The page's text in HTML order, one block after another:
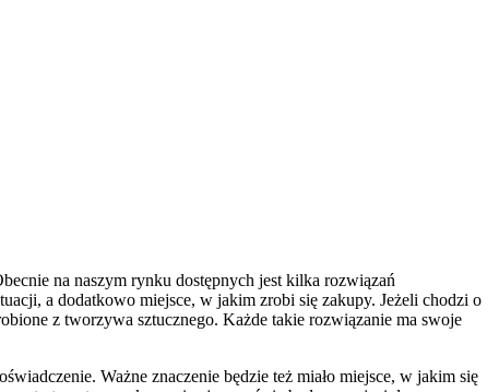
na naszym rynku dostępnych jest kilka rozwiązań
a dodatkowo miejsce, w jakim zrobi się zakupy. Jeżeli chodzi o
z tworzywa sztucznego. Każde takie rozwiązanie ma swoje
Ważne znaczenie będzie też miało miejsce, w jakim się